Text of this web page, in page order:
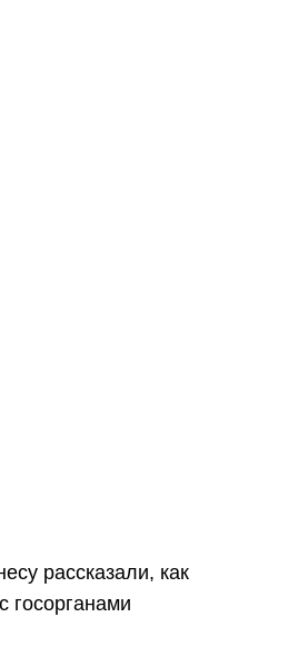
рассказали, как
госорганами